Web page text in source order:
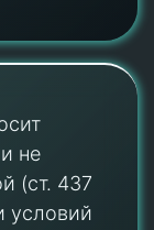
не
(ст. 437
условий